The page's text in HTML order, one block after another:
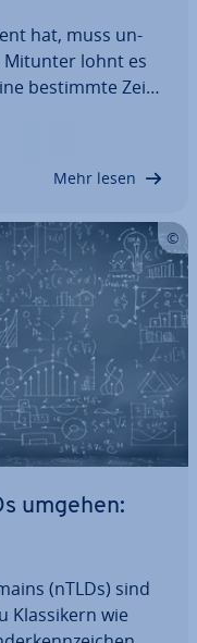
hat, muss un­
Mitunter lohnt es
bestimmte Zeit­
Dies ver­
Mehr lesen
umgehen:
(nTLDs) sind
Klas­si­kern wie